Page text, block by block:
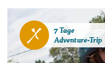
7 Tage
Adventure-Trip